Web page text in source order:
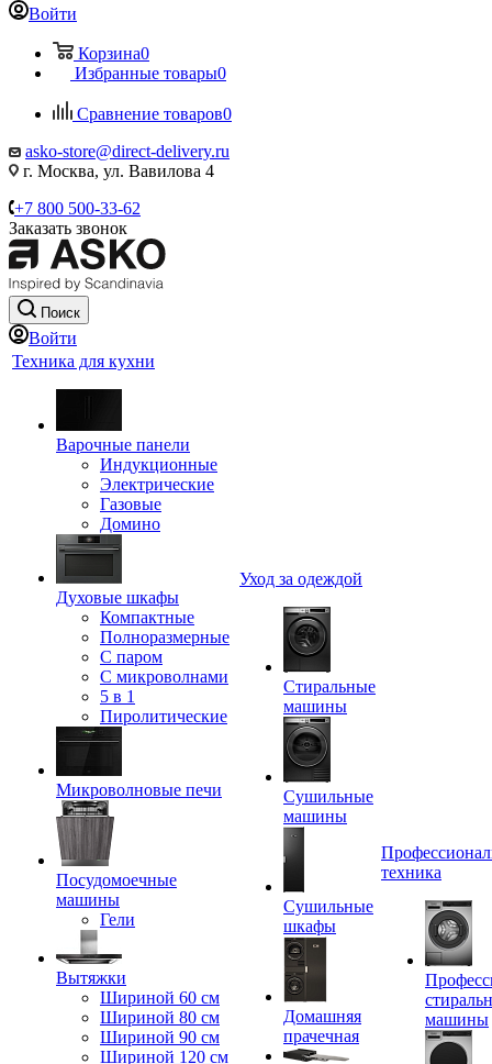
Войти
Корзина0
Избранные товары0
Сравнение товаров0
asko-store@direct-delivery.ru
г. Москва, ул. Вавилова 4
+7 800 500-33-62
Заказать звонок
Поиск
Войти
Техника для кухни
Варочные панели
Индукционные
Электрические
Газовые
Домино
Духовые шкафы
Компактные
Полноразмерные
C паром
C микроволнами
5 в 1
Пиролитические
Микроволновые печи
Посудомоечные
машины
Гели
Вытяжки
Шириной 60 см
Шириной 80 см
Шириной 90 см
Шириной 120 см
Уход за одеждой
Стиральные
машины
Сушильные
машины
Сушильные
шкафы
Домашняя
прачечная
техника
машины